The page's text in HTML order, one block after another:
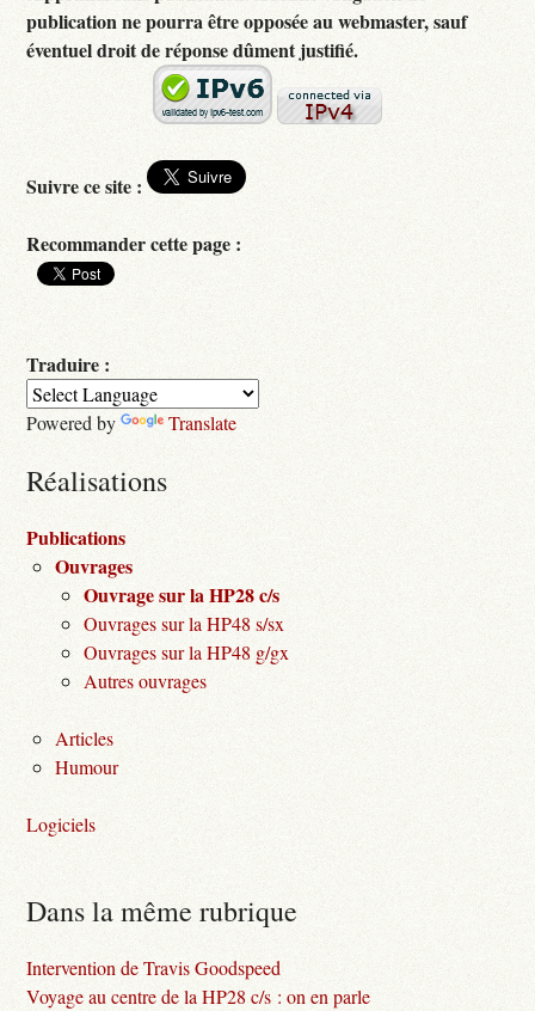
publication ne pourra être opposée au webmaster, sauf
éventuel droit de réponse dûment justifié.
Suivre ce site :
Recommander cette page :
Traduire :
Powered by Translate
Réalisations
Publications
Ouvrages
Ouvrage sur la HP28 c/s
Ouvrages sur la HP48 s/sx
Ouvrages sur la HP48 g/gx
Autres ouvrages
Articles
Humour
Logiciels
Dans la même rubrique
Intervention de Travis Goodspeed
Voyage au centre de la HP28 c/s : on en parle